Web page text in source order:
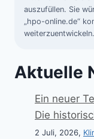
auszufüllen. Sie
„hpo-online.de“
weiterzuentwickeln.
Aktuelle
Ein neuer
Die
2 Juli, 2026,